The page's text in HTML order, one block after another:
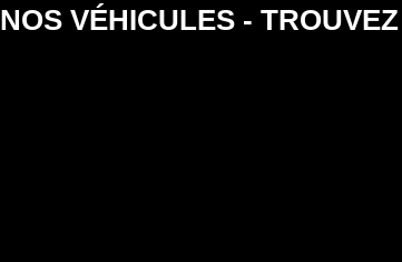
NOS VÉHICULES -